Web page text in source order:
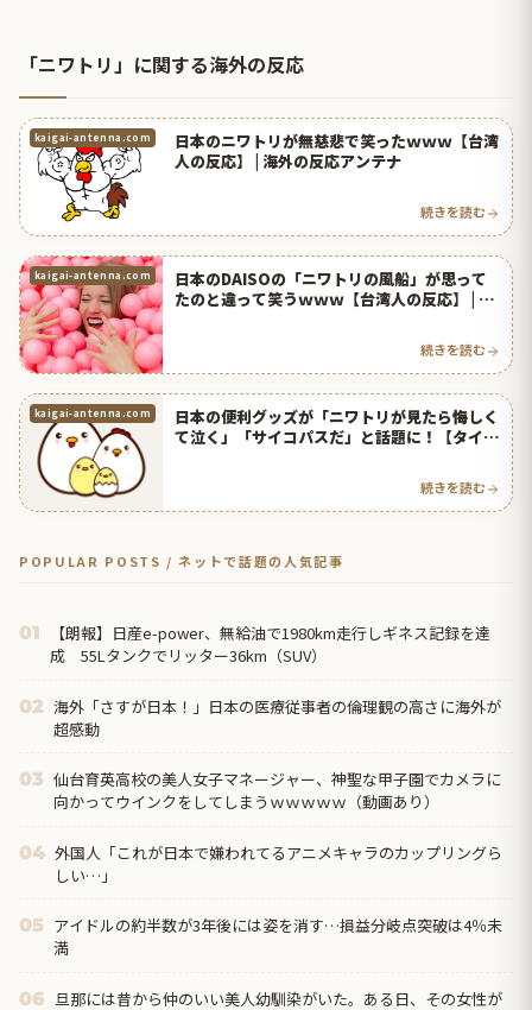
「ニワトリ」に関する海外の反応
kaigai-antenna.com
日本のニワトリが無慈悲で笑ったｗｗｗ【台湾
人の反応】 | 海外の反応アンテナ
続きを読む
kaigai-antenna.com
日本のDAISOの「ニワトリの風船」が思って
たのと違って笑うｗｗｗ【台湾人の反応】 | 海
続きを読む
kaigai-antenna.com
日本の便利グッズが「ニワトリが見たら悔しく
て泣く」「サイコパスだ」と話題に！【タイ人
続きを読む
POPULAR POSTS / ネットで話題の人気記事
01
【朗報】日産e-power、無給油で1980km走行しギネス記録を達
成 55Lタンクでリッター36km（SUV）
02 海外「さすが日本！」日本の医療従事者の倫理観の高さに海外が
超感動
03 仙台育英高校の美人女子マネージャー、神聖な甲子園でカメラに
向かってウインクをしてしまうｗｗｗｗｗ（動画あり）
04 外国人「これが日本で嫌われてるアニメキャラのカップリングら
しい…」
05 アイドルの約半数が3年後には姿を消す…損益分岐点突破は4％未
満
06 旦那には昔から仲のいい美人幼馴染がいた。ある日、その女性が